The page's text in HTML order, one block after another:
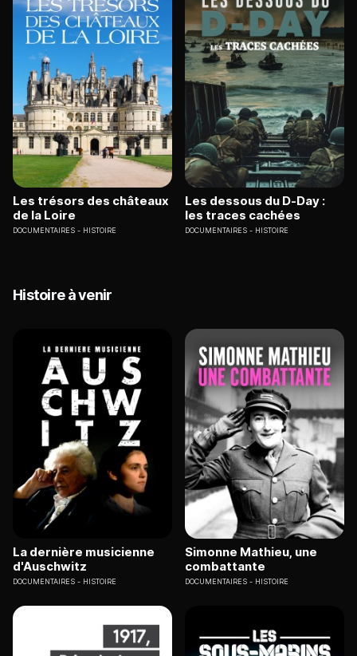
Les trésors des châteaux
de la Loire
DOCUMENTAIRES HISTOIRE
Les dessous du D-Day :
les traces cachées
DOCUMENTAIRES HISTOIRE
Histoire à venir
La dernière musicienne
d'Auschwitz
DOCUMENTAIRES HISTOIRE
Simonne Mathieu, une
combattante
DOCUMENTAIRES HISTOIRE